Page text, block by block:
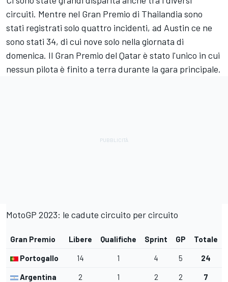
circuiti. Mentre nel Gran Premio di Thailandia sono
stati registrati solo quattro incidenti, ad Austin ce ne
sono stati 34, di cui nove solo nella giornata di
domenica. Il Gran Premio del Qatar è stato l'unico in cui
nessun pilota è finito a terra durante la gara principale.
MotoGP 2023: le cadute circuito per circuito
Gran Premio Libere Qualifiche Sprint GP Totale
Portogallo 14 1 4 5 24
Argentina 2 1 2 2 7